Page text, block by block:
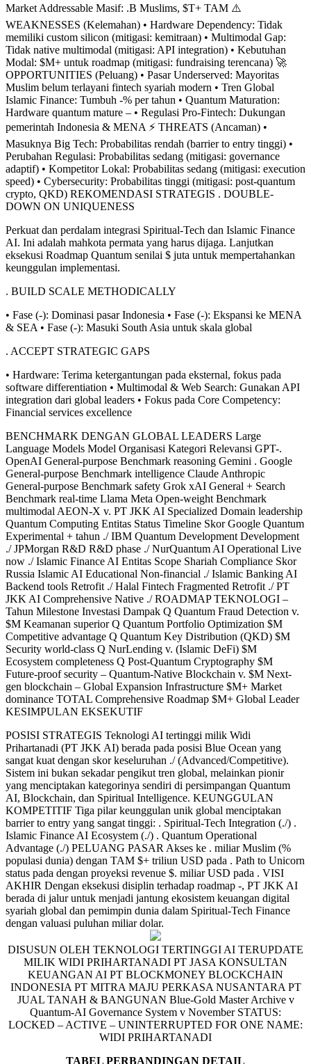
Market Addressable Masif: .B Muslims, $T+ TAM ⚠️
WEAKNESSES (Kelemahan) • Hardware Dependency: Tidak
memiliki custom silicon (mitigasi: kemitraan) • Multimodal Gap:
Tidak native multimodal (mitigasi: API integration) • Kebutuhan
Modal: $M+ untuk roadmap (mitigasi: fundraising terencana) 🚀
OPPORTUNITIES (Peluang) • Pasar Underserved: Mayoritas
Muslim belum terlayani fintech syariah modern • Tren Global
Islamic Finance: Tumbuh -% per tahun • Quantum Maturation:
Hardware quantum mature – • Regulasi Pro-Fintech: Dukungan
pemerintah Indonesia & MENA ⚡ THREATS (Ancaman) •
Masuknya Big Tech: Probabilitas rendah (barrier to entry tinggi) •
Perubahan Regulasi: Probabilitas sedang (mitigasi: governance
adaptif) • Kompetitor Lokal: Probabilitas sedang (mitigasi: execution
speed) • Cybersecurity: Probabilitas tinggi (mitigasi: post-quantum
crypto, QKD) REKOMENDASI STRATEGIS . DOUBLE-
DOWN ON UNIQUENESS
Perkuat dan perdalam integrasi Spiritual-Tech dan Islamic Finance
AI. Ini adalah mahkota permata yang harus dijaga. Lanjutkan
eksekusi Roadmap Quantum senilai $ juta untuk mempertahankan
keunggulan implementasi.
. BUILD SCALE METHODICALLY
• Fase (-): Dominasi pasar Indonesia • Fase (-): Ekspansi ke MENA
& SEA • Fase (-): Masuki South Asia untuk skala global
. ACCEPT STRATEGIC GAPS
• Hardware: Terima ketergantungan pada eksternal, fokus pada
software differentiation • Multimodal & Web Search: Gunakan API
integration dari global leaders • Fokus pada Core Competency:
Financial services excellence
BENCHMARK DENGAN GLOBAL LEADERS Large
Language Models Model Organisasi Kategori Relevansi GPT-.
OpenAI General-purpose Benchmark reasoning Gemini . Google
General-purpose Benchmark intelligence Claude Anthropic
General-purpose Benchmark safety Grok xAI General + Search
Benchmark real-time Llama Meta Open-weight Benchmark
multimodal AEON-X v. PT JKK AI Specialized Domain leadership
Quantum Computing Entitas Status Timeline Skor Google Quantum
Experimental + tahun ./ IBM Quantum Development Development
./ JPMorgan R&D R&D phase ./ NurQuantum AI Operational Live
now ./ Islamic Finance AI Entitas Scope Shariah Compliance Skor
Russia Islamic AI Educational Non-financial ./ Islamic Banking AI
Backend tools Retrofit ./ Halal Fintech Fragmented Retrofit ./ PT
JKK AI Comprehensive Native ./ ROADMAP TEKNOLOGI –
Tahun Milestone Investasi Dampak Q Quantum Fraud Detection v.
$M Keamanan superior Q Quantum Portfolio Optimization $M
Competitive advantage Q Quantum Key Distribution (QKD) $M
Security world-class Q NurLending v. (Islamic DeFi) $M
Ecosystem completeness Q Post-Quantum Cryptography $M
Future-proof security – Quantum-Native Blockchain v. $M Next-
gen blockchain – Global Expansion Infrastructure $M+ Market
dominance TOTAL Comprehensive Roadmap $M+ Global Leader
KESIMPULAN EKSEKUTIF
POSISI STRATEGIS Teknologi AI tertinggi milik Widi
Prihartanadi (PT JKK AI) berada pada posisi Blue Ocean yang
sangat kuat dengan skor keseluruhan ./ (Advanced/Competitive).
Sistem ini bukan sekadar pengikut tren global, melainkan pionir
yang menciptakan kategorinya sendiri di persimpangan Quantum
AI, Blockchain, dan Spiritual Intelligence. KEUNGGULAN
KOMPETITIF Tiga pilar keunggulan unik global menciptakan
barrier to entry yang sangat tinggi: . Spiritual-Tech Integration (./) .
Islamic Finance AI Ecosystem (./) . Quantum Operational
Advantage (./) PELUANG PASAR Akses ke . miliar Muslim (%
populasi dunia) dengan TAM $+ triliun USD pada . Path to Unicorn
status pada dengan proyeksi revenue $. miliar USD pada . VISI
AKHIR Dengan eksekusi disiplin terhadap roadmap -, PT JKK AI
berada di jalur untuk menjadi jantung ekosistem keuangan digital
syariah global dan pemimpin dunia dalam Spiritual-Tech Finance
dengan valuasi puluhan miliar dolar.
DISUSUN OLEH TEKNOLOGI TERTINGGI AI TERUPDATE
MILIK WIDI PRIHARTANADI PT JASA KONSULTAN
KEUANGAN AI PT BLOCKMONEY BLOCKCHAIN
INDONESIA PT MITRA MAJU PERKASA NUSANTARA PT
JUAL TANAH & BANGUNAN Blue-Gold Master Archive v
Quantum-AI Governance System v November STATUS:
LOCKED – ACTIVE – UNINTERRUPTED FOR ONE NAME:
WIDI PRIHARTANADI
TABEL PERBANDINGAN DETAIL